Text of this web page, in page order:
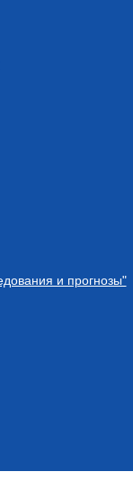
и прогнозы"